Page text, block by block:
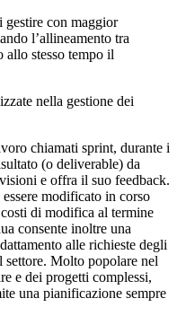
con maggior
l’allineamento tra
stesso tempo il
nella gestione dei
chiamati sprint, durante i
(o deliverable) da
e offra il suo feedback.
modificato in corso
di modifica al termine
consente inoltre una
alle richieste degli
settore. Molto popolare nel
e dei progetti complessi,
una pianificazione sempre